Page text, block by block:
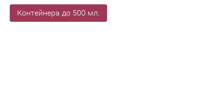
Контейнера до 500 мл.